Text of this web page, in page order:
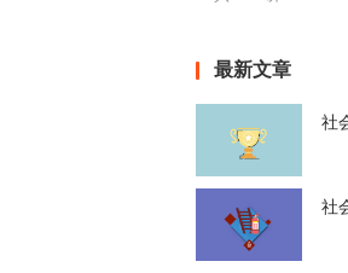
最新文章
社
社